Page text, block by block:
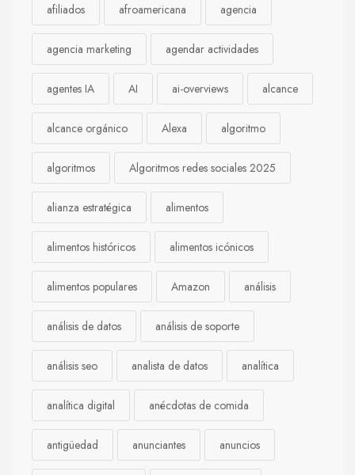
afiliados afroamericana agencia
agencia marketing agendar actividades
agentes IA AI ai-overviews alcance
alcance orgánico Alexa algoritmo
algoritmos Algoritmos redes sociales 2025
alianza estratégica alimentos
alimentos históricos alimentos icónicos
alimentos populares Amazon análisis
análisis de datos análisis de soporte
análisis seo analista de datos analítica
analítica digital anécdotas de comida
antigüedad anunciantes anuncios